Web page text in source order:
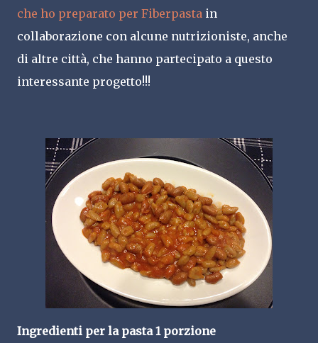
che ho preparato per Fiberpasta in
collaborazione con alcune nutrizioniste, anche
di altre città, che hanno partecipato a questo
interessante progetto!!!
Ingredienti per la pasta 1 porzione